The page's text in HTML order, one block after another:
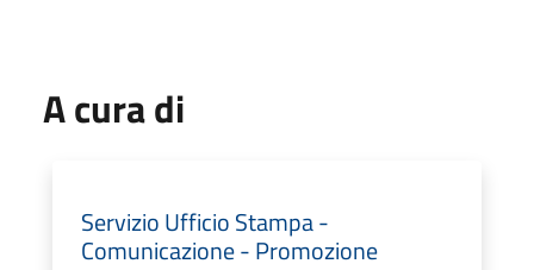
A cura di
Servizio Ufficio Stampa -
Comunicazione - Promozione